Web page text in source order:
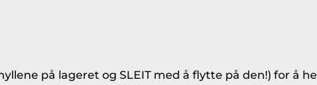
på lageret og SLEIT med å flytte på den!) for å